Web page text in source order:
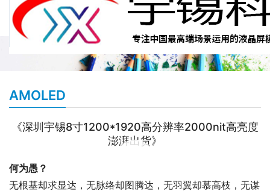
AMOLED
《深圳宇锡8寸1200*1920高分辨率2000nit高亮度
澎湃出货》
何为愚？
无根基却求显达，无脉络却图腾达，无羽翼却慕高枝，无谋